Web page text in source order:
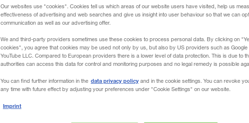
Our websites use "cookies". Cookies tell us which areas of our website users have visited, help us
effectiveness of advertising and web searches and give us insight into user behaviour so that we can
communication as well as our advertising offer.
We and third-party providers sometimes use these cookies to process personal data. By clicking on
cookies", you agree that cookies may be used not only by us, but also by US providers such as Google
YouTube LLC. Compared to European providers there is a lower level of data protection. This is due to
authorities can access this data for control and monitoring purposes and no legal remedy is possible
You can find further information in the data privacy policy and in the cookie settings. You can revoke
any time with future effect by adjusting your preferences under "Cookie Settings" on our website.
Imprint